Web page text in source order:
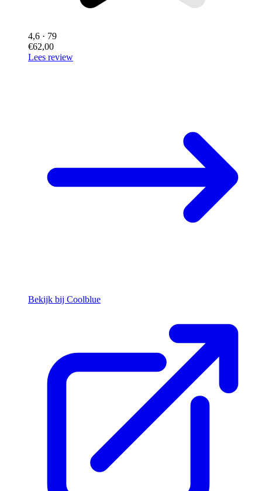
4,6 · 79
€62,00
Lees review
Bekijk bij Coolblue